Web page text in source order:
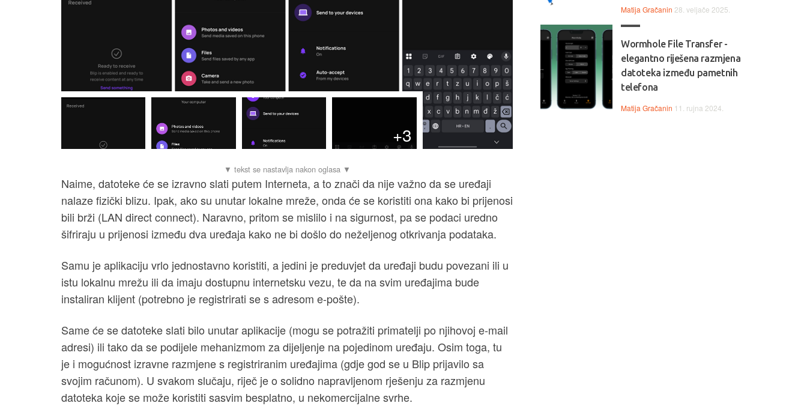
+3
Naime, datoteke će se izravno slati putem Interneta, a to znači da nije važno da se uređaji
nalaze fizički blizu. Ipak, ako su unutar lokalne mreže, onda će se koristiti ona kako bi prijenosi
bili brži (LAN direct connect). Naravno, pritom se mislilo i na sigurnost, pa se podaci uredno
šifriraju u prijenosi između dva uređaja kako ne bi došlo do neželjenog otkrivanja podataka.
Samu je aplikaciju vrlo jednostavno koristiti, a jedini je preduvjet da uređaji budu povezani ili u
istu lokalnu mrežu ili da imaju dostupnu internetsku vezu, te da na svim uređajima bude
instaliran klijent (potrebno je registrirati se s adresom e-pošte).
Same će se datoteke slati bilo unutar aplikacije (mogu se potražiti primatelji po njihovoj e-mail
adresi) ili tako da se podijele mehanizmom za dijeljenje na pojedinom uređaju. Osim toga, tu
je i mogućnost izravne razmjene s registriranim uređajima (gdje god se u Blip prijavilo sa
svojim računom). U svakom slučaju, riječ je o solidno napravljenom rješenju za razmjenu
datoteka koje se može koristiti sasvim besplatno, u nekomercijalne svrhe.
Matija Gračanin 28. veljače 2025.
Wormhole File Transfer -
elegantno riješena razmjena
datoteka između pametnih
telefona
Matija Gračanin 11. rujna 2024.